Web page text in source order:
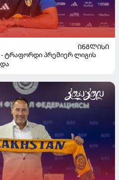
ᲘᲜᲒᲚᲘᲡᲘ
ტრაფორდი პრემიერ ლიგის